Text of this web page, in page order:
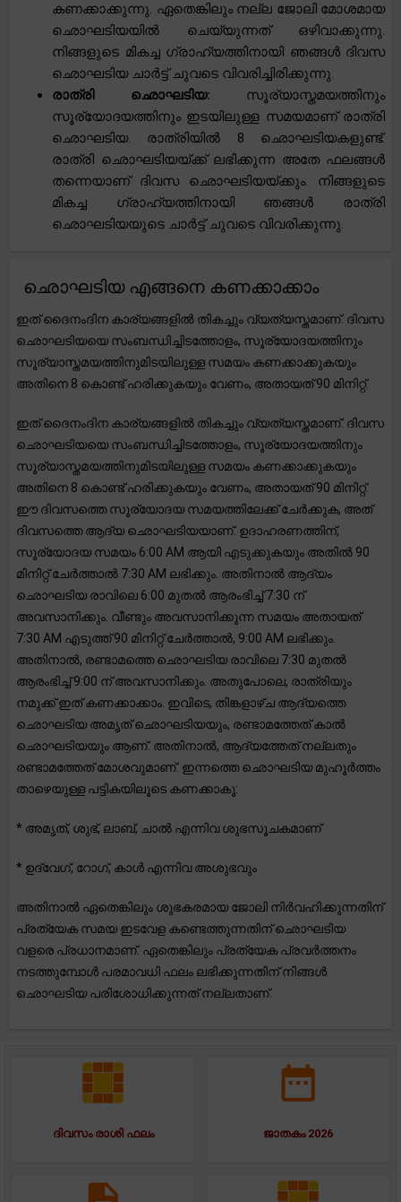
കണക്കാക്കുന്നു. ഏതെങ്കിലും നല്ല ജോലി മോശമായ
ഛൊഘടിയയിൽ ചെയ്യുന്നത് ഒഴിവാക്കുന്നു.
നിങ്ങളുടെ മികച്ച ഗ്രാഹ്യത്തിനായി ഞങ്ങൾ ദിവസ
ഛൊഘടിയ ചാർട്ട് ചുവടെ വിവരിച്ചിരിക്കുന്നു.
രാത്രി ഛൊഘടിയ: സൂര്യാസ്തമയത്തിനും
സൂര്യോദയത്തിനും ഇടയിലുള്ള സമയമാണ് രാത്രി
ഛൊഘടിയ. രാത്രിയിൽ 8 ഛൊഘടിയകളുണ്ട്.
രാത്രി ഛൊഘടിയയ്ക്ക് ലഭിക്കുന്ന അതേ ഫലങ്ങൾ
തന്നെയാണ് ദിവസ ഛൊഘടിയയ്ക്കും. നിങ്ങളുടെ
മികച്ച ഗ്രാഹ്യത്തിനായി ഞങ്ങൾ രാത്രി
ഛൊഘടിയയുടെ ചാർട്ട് ചുവടെ വിവരിക്കുന്നു.
ഛൊഘടിയ എങ്ങനെ കണക്കാക്കാം
ഇത് ദൈനംദിന കാര്യങ്ങളിൽ തികച്ചും വ്യത്യസ്തമാണ്. ദിവസ
ഛൊഘടിയയെ സംബന്ധിച്ചിടത്തോളം, സൂര്യോദയത്തിനും
സൂര്യാസ്തമയത്തിനുമിടയിലുള്ള സമയം കണക്കാക്കുകയും
അതിനെ 8 കൊണ്ട് ഹരിക്കുകയും വേണം, അതായത് 90 മിനിറ്റ്.
ഇത് ദൈനംദിന കാര്യങ്ങളിൽ തികച്ചും വ്യത്യസ്തമാണ്. ദിവസ
ഛൊഘടിയയെ സംബന്ധിച്ചിടത്തോളം, സൂര്യോദയത്തിനും
സൂര്യാസ്തമയത്തിനുമിടയിലുള്ള സമയം കണക്കാക്കുകയും
അതിനെ 8 കൊണ്ട് ഹരിക്കുകയും വേണം, അതായത് 90 മിനിറ്റ്.
ഈ ദിവസത്തെ സൂര്യോദയ സമയത്തിലേക്ക് ചേർക്കുക, അത്
ദിവസത്തെ ആദ്യ ഛൊഘടിയയാണ്. ഉദാഹരണത്തിന്,
സൂര്യോദയ സമയം 6:00 AM ആയി എടുക്കുകയും അതിൽ 90
മിനിറ്റ് ചേർത്താൽ 7:30 AM ലഭിക്കും. അതിനാൽ ആദ്യം
ഛൊഘടിയ രാവിലെ 6:00 മുതൽ ആരംഭിച്ച് 7:30 ന്
അവസാനിക്കും. വീണ്ടും അവസാനിക്കുന്ന സമയം അതായത്
7:30 AM എടുത്ത് 90 മിനിറ്റ് ചേർത്താൽ, 9:00 AM ലഭിക്കും.
അതിനാൽ, രണ്ടാമത്തെ ഛൊഘടിയ രാവിലെ 7:30 മുതൽ
ആരംഭിച്ച് 9:00 ന് അവസാനിക്കും. അതുപോലെ, രാത്രിയും
നമുക്ക് ഇത് കണക്കാക്കാം. ഇവിടെ, തിങ്കളാഴ്ച ആദ്യത്തെ
ഛൊഘടിയ അമൃത് ഛൊഘടിയയും, രണ്ടാമത്തേത് കാൽ
ഛൊഘടിയയും ആണ്. അതിനാൽ, ആദ്യത്തേത് നല്ലതും
രണ്ടാമത്തേത് മോശവുമാണ്. ഇന്നത്തെ ഛൊഘടിയ മുഹൂർത്തം
താഴെയുള്ള പട്ടികയിലൂടെ കണക്കാകൂ:
* അമൃത്, ശുഭ്, ലാബ്, ചാൽ എന്നിവ ശുഭസൂചകമാണ്
* ഉദ്വേഗ്, റോഗ്, കാൾ എന്നിവ അശുഭവും
അതിനാൽ ഏതെങ്കിലും ശുഭകരമായ ജോലി നിർവഹിക്കുന്നതിന്
പ്രത്യേക സമയ ഇടവേള കണ്ടെത്തുന്നതിന് ഛൊഘടിയ
വളരെ പ്രധാനമാണ്. ഏതെങ്കിലും പ്രത്യേക പ്രവർത്തനം
നടത്തുമ്പോൾ പരമാവധി ഫലം ലഭിക്കുന്നതിന് നിങ്ങൾ
ഛൊഘടിയ പരിശോധിക്കുന്നത് നല്ലതാണ്.
ദിവസം രാശി ഫലം ജാതകം 2026